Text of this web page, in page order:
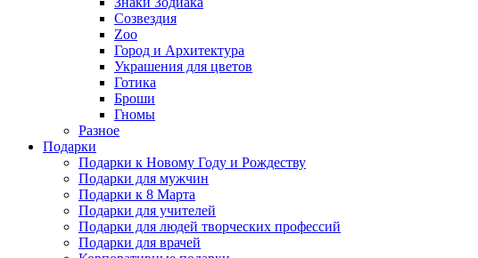
Созвездия
Zoo
Город и Архитектура
Украшения для цветов
Готика
Броши
Гномы
Разное
Подарки
Подарки к Новому Году и Рождеству
Подарки для мужчин
Подарки к 8 Марта
Подарки для учителей
Подарки для людей творческих профессий
Подарки для врачей